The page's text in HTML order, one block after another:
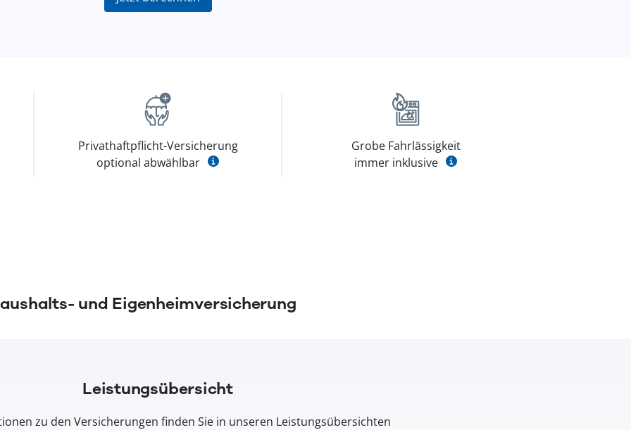
Privathaftpflicht-Versicherung
optional abwählbar
Grobe Fahrlässigkeit
immer inklusive
und Eigenheimversicherung
Leistungsübersicht
zu den Versicherungen finden Sie in unseren Leistungsübersichten